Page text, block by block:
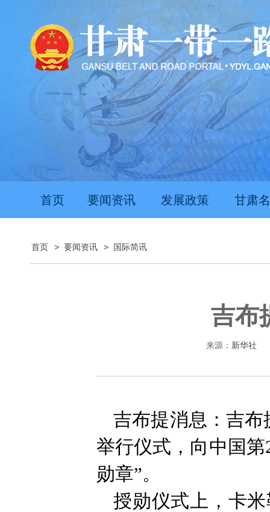
首页 要闻资讯 发展政策 甘肃
首页 > 要闻资讯 > 国际简讯
吉布
来源： 新华社
吉布提消息：吉
举行仪式，向中国
勋章”。
授勋仪式上，卡